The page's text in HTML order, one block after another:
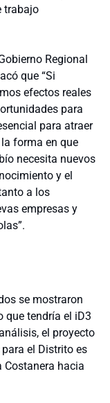
trabajo
Regional
que “Si
efectos reales
para
para atraer
forma en que
necesita nuevos
y el
a los
empresas y
se mostraron
que tendría el iD3
el proyecto
el Distrito es
Costanera hacia